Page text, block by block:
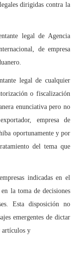
dirigidas contra la
legal de Agencia
de empresa
legal de cualquier
o fiscalización
enunciativa pero no
empresa de
oportunamente y por
del tema que
indicadas en el
la toma de decisiones
Esta disposición no
emergentes de dictar
artículos y